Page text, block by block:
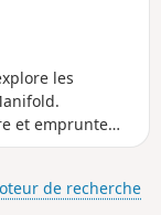
les
et emprunte
la région
de recherche